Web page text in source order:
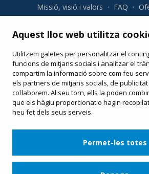
Aquest lloc web utilitza
Utilitzem galetes per personalitzar el
funcions de mitjans socials i analitzar el
compartim la informació sobre com feu
els partners de mitjans socials, de
col·laborem. Al seu torn, ells la poden
que els hàgiu proporcionat o hagin
heu fet dels seus serveis.
Permet-les totes
Missió, visió i valors · FAQ ·
compra · Política de
Les teves compres
Modifica o torna a imprimir el